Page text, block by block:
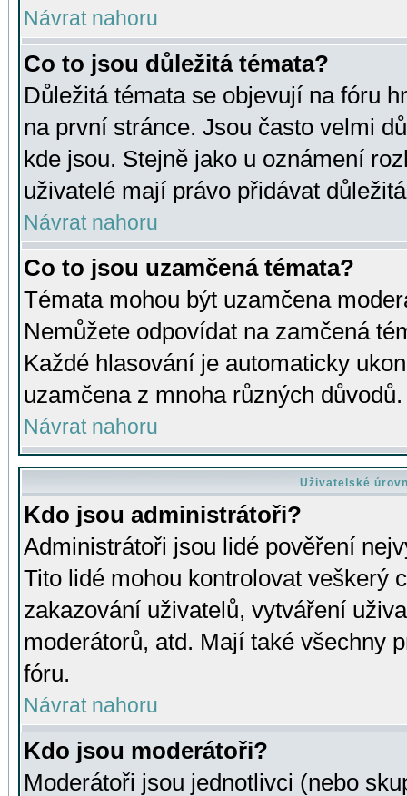
Návrat nahoru
Co to jsou důležitá témata?
Důležitá témata se objevují na fóru
na první stránce. Jsou často velmi
kde jsou. Stejně jako u oznámení
uživatelé mají právo přidávat
Návrat nahoru
Co to jsou uzamčená témata?
Témata mohou být uzamčena
Nemůžete odpovídat na zamčená
Každé hlasování je automaticky
uzamčena z mnoha různých důvodů.
Návrat nahoru
Uživatelské
Kdo jsou administrátoři?
Administrátoři jsou lidé pověření
Tito lidé mohou kontrolovat veškerý
zakazování uživatelů, vytváření
moderátorů, atd. Mají také všechny
fóru.
Návrat nahoru
Kdo jsou moderátoři?
Moderátoři jsou jednotlivci (nebo